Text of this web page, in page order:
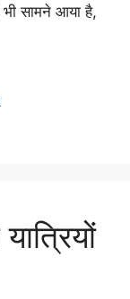
भी सामने आया है,